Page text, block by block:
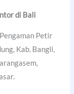
di Bali
Petir
Kab. Bangli,